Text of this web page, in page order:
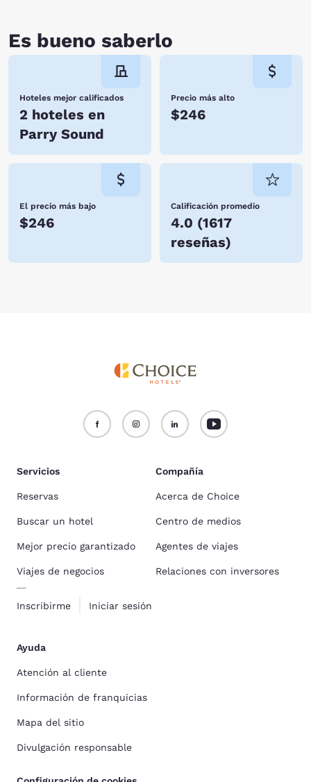
Es bueno saberlo
Hoteles mejor calificados
2 hoteles en
Parry Sound
Precio más alto
$246
El precio más bajo
$246
Calificación promedio
4.0 (1617
reseñas)
Servicios
Reservas
Buscar un hotel
Mejor precio garantizado
Viajes de negocios
Inscribirme Iniciar sesión
Compañía
Acerca de Choice
Centro de medios
Agentes de viajes
Relaciones con inversores
Ayuda
Atención al cliente
Información de franquicias
Mapa del sitio
Divulgación responsable